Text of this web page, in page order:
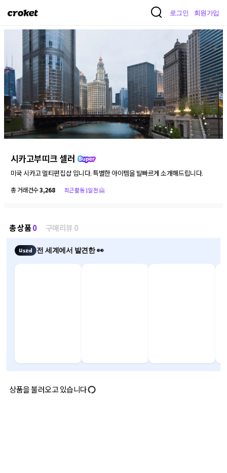
크
켓
로그인 회원가입
시카고부띠크 셀러
미국 시카고 멀티편집샵 입니다. 특별한 아이템을 발빠르게 소개해드립니다.
총 거래건수3,268 최근 활동 1일 전 🤗
총 상품0 구매리뷰 0
전 세계에서 발견한 👀
상품을 불러오고 있습니다